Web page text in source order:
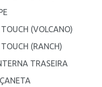
(VOLCANO)
(RANCH)
TRASEIRA